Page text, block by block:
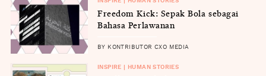
Freedom Kick: Sepak Bola sebagai
Bahasa Perlawanan
BY KONTRIBUTOR CXO MEDIA
INSPIRE | HUMAN STORIES